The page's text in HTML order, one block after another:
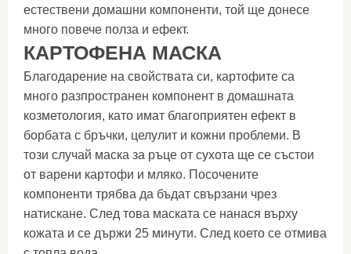
естествени домашни компоненти, той ще донесе
много повече полза и ефект.
КАРТОФЕНА МАСКА
Благодарение на свойствата си, картофите са
много разпространен компонент в домашната
козметология, като имат благоприятен ефект в
борбата с бръчки, целулит и кожни проблеми. В
този случай маска за ръце от сухота ще се състои
от варени картофи и мляко. Посочените
компоненти трябва да бъдат свързани чрез
натискане. След това маската се нанася върху
кожата и се държи 25 минути. След което се отмива